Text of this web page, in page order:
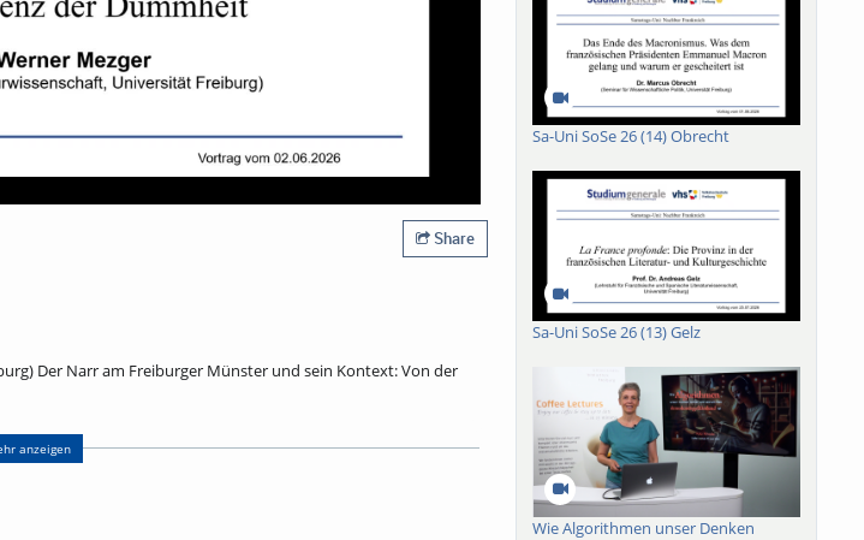
Share
Der Narr am Freiburger Münster und sein Kontext: Von der
Konjunktur der Narrenidee, die 1494 mit Sebastian Brants
von Rotterdam eine geniale ironische Brechung erfuhr und
anzeigen
Sa-Uni SoSe 26 (14) Obrecht
Sa-Uni SoSe 26 (13) Gelz
Wie Algorithmen unser Denken